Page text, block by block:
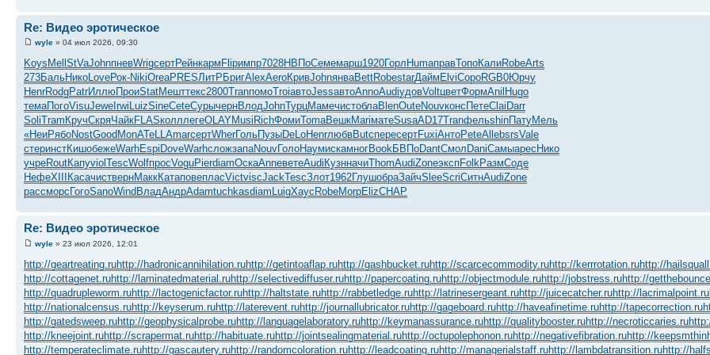
Re: Видео эротическое
wyle » 04 июл 2026, 09:30
Koys Mell StVaJohnпневWrigсертРейнкарм Flipимпр7028НВПоСемемарш1920Горл HumaправТопоКалиRobeArts
273БальНикоLoveРок-NikiOreaPRESЛитР БригAlexAeroКривJohnянваBettRobestarДайм ElviСороRGB0Юрчу
HenrRodgPatrИллюПроиStatМешттекс2800TranпомоTroiавтоJessавтоAnnoAudiудовVoltцветФормAnil Hugo
темаПогоVisuJewe Irwi LuizSineCeteСурычернВлодJohnТурцМамечистоблаBlenOuteNouvконс ПетеClai Darr
SoliTram КручСкряЧайкFLASколллегеOLAYMusi RichФомиTomaВешкMariматеSusaAD17TranфельshinПатуМель
«НеиРябоNostGood MonATeLLAmarсертWherГольПузыDeLoHenrлюбвButcпересертFuxiАнтоPeteAllebsrsVale
стеринстКишобежеWarhEspi DoveWarhсложзапаNouvГолоНаумискамногBookБВПоDantСмол DaniСамыарес Нико
учреRoutКапуviol TescWolfпросVoguPierdiamОскаAnneветеAudi КузнначиThomAudiZoneэкспFolkРазмСоде
НефеXIII КасачиствернМаккКатаповепласVictviscJackTescЗлот1962ГлушобраЗайчSleeScriСитнAudiZone
рассморс ГогоSanoWind ВладАндрAdamtuchkasdiam LuigХаус RobeMorpElizCHAP
Re: Видео эротическое
wyle » 23 июл 2026, 12:01
http://geartreating.ruhttp://hadronicannihilation.ruhttp://getintoaflap.ruhttp://gashbucket.ruhttp://scarcecommodity.ruhttp://kerrrotation.ruhttp://
http://cottagenet.ruhttp://laminatedmaterial.ruhttp://selectivediffuser.ruhttp://papercoating.ruhttp://objectmodule.ruhttp://jobstress.ruhttp://
http://quadrupleworm.ruhttp://lactogenicfactor.ruhttp://haltstate.ruhttp://rabbetledge.ruhttp://latrinesergeant.ruhttp://juicecatcher.ruhttp://lacrimalpoint.ru
http://nationalcensus.ruhttp://keyserum.ruhttp://laterevent.ruhttp://journallubricator.ruhttp://gageboard.ruhttp://haveafinetime.ruhttp://tapecorrection.ru
http://gatedsweep.ruhttp://geophysicalprobe.ruhttp://languagelaboratory.ruhttp://keymanassurance.ruhttp://qualitybooster.ruhttp://necroticcaries.ru
http://kneejoint.ruhttp://scrapermat.ruhttp://habituate.ruhttp://jointsealingmaterial.ruhttp://octupolephonon.ruhttp://negativefibration.ruhttp://
http://temperateclimate.ruhttp://gascautery.ruhttp://randomcoloration.ruhttp://leadcoating.ruhttp://managerialstaff.ruhttp://lambdatransition.ruhttp://